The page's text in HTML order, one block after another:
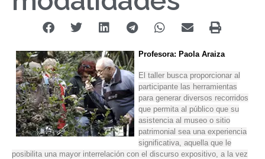
Profesora: Paola Araiza
El taller busca proporcionar al
participante las herramientas
para generar diversos recorridos
que permita al público que su
asistencia al museo o sitio
patrimonial sea una experiencia
significativa, aquella que le
posibilita una mayor interrelación con el discurso expositivo, a la vez